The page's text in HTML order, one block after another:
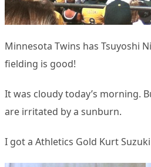
Minnesota Twins has Tsuyoshi
fielding is good!
It was cloudy today’s morning.
are irritated by a sunburn.
I got a Athletics Gold Kurt